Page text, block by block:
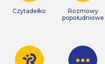
Czytadełko
Rozmowy
popołudniowe